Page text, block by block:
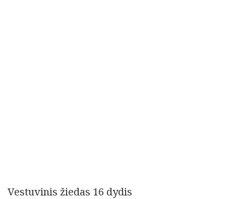
Vestuvinis žiedas 16 dydis